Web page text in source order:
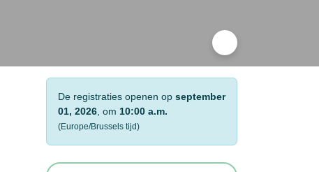
De registraties openen op
september 01, 2026, om
(Europe/Brussels tijd)